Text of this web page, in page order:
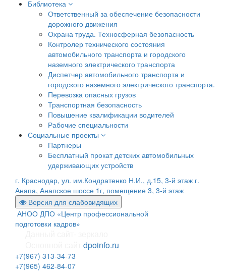
Библиотека
Ответственный за обеспечение безопасности
дорожного движения
Охрана труда. Техносферная безопасность
Контролер технического состояния
автомобильного транспорта и городского
наземного электрического транспорта
Диспетчер автомобильного транспорта и
городского наземного электрического транспорта.
Перевозка опасных грузов
Транспортная безопасность
Повышение квалификации водителей
Рабочие специальности
Социальные проекты
Партнеры
Бесплатный прокат детских автомобильных
удерживающих устройств
г. Краснодар, ул. им.Кондратенко Н.И., д.15, 3-й этаж г.
Анапа, Анапское шоссе 1г, помещение 3, 3-й этаж
Версия для слабовидящих
АНОО ДПО «Центр профессиональной
подготовки кадров»
dpoinfo.ru
+7(967) 313-34-73
+7(965) 462-84-07